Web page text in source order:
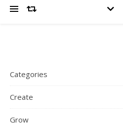
Categories
Create
Grow